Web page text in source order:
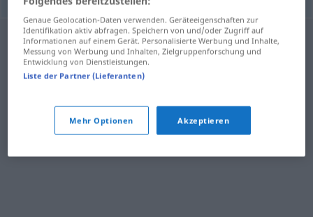
Genaue Geolocation-Daten verwenden. Geräteeigenschaften zur
Identifikation aktiv abfragen. Speichern von und/oder Zugriff auf
Informationen auf einem Gerät. Personalisierte Werbung und Inhalte,
Messung von Werbung und Inhalten, Zielgruppenforschung und
Entwicklung von Dienstleistungen.
Liste der Partner (Lieferanten)
Mehr Optionen Akzeptieren